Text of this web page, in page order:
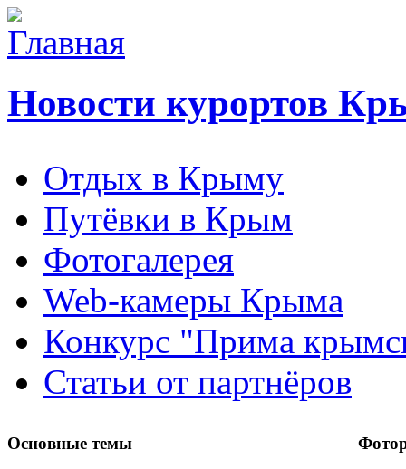
Новости курортов
Отдых в Крыму
Путёвки в Крым
Фотогалерея
Web-камеры Крыма
Конкурс "Прима
Статьи от партнёров
Основные темы